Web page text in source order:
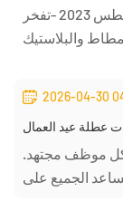
السلامة المهنية
شيامن، الصين - أغسطس 2023 -تفخر
والبلاستيك
2026-04-30
عطلة عيد العمال
كل موظف مجتهد.
الجميع على